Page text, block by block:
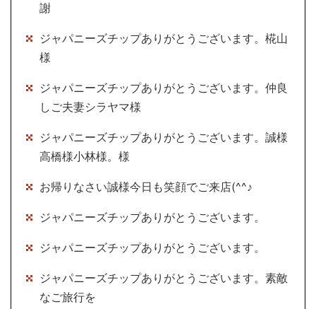
謝
ジャパニーズチップありがとうございます。椛山
様
ジャパニーズチップありがとうございます。仲良
しご夫妻シラヤマ様
ジャパニーズチップありがとうございます。誠様
高橋様小林様。様
お帰りなさい誠様今日も笑顔でご来店(^^♪
ジャパニーズチップありがとうございます。
ジャパニーズチップありがとうございます。
ジャパニーズチップありがとうございます。素敵
なご旅行を